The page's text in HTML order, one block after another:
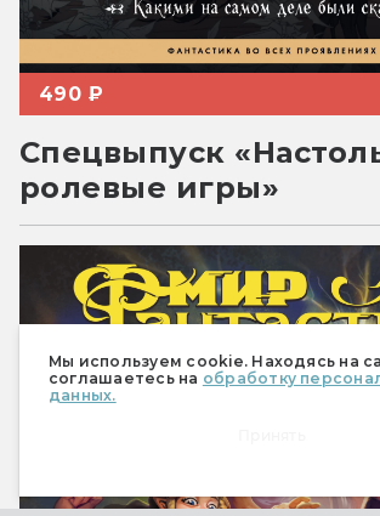
Мы используем cookie. Находясь на
соглашаетесь на обработку
данных.
490 ₽
Спецвыпуск
ролевые игры»